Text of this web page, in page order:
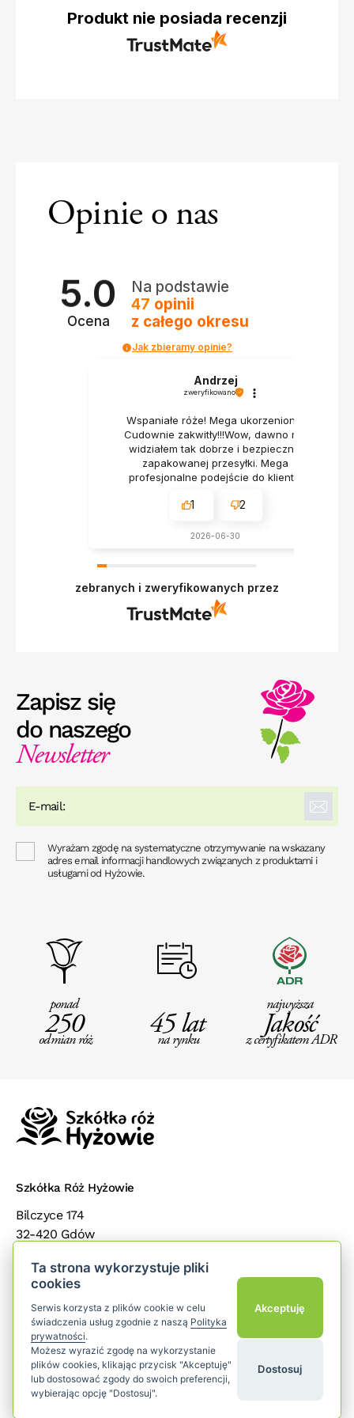
Produkt nie posiada recenzji
Opinie o nas
5.0
Ocena
Na podstawie
47 opinii
z całego okresu
Jak zbieramy opinie?
Andrzej
zweryfikowano
Wspaniałe róże! Mega ukorzenione!
Cudownie zakwitły!!!Wow, dawno nie
widziałem tak dobrze i bezpiecznie
zapakowanej przesyłki. Mega
profesjonalne podejście do klienta.
1 2
2026-06-30
zebranych i zweryfikowanych przez
Zapisz się
do naszego
Newsletter
Wyrażam zgodę na systematyczne otrzymywanie na wskazany
adres email informacji handlowych związanych z produktami i
usługami od Hyżowie.
ponad
250
odmian róż
45 lat
na rynku
najwyższa
Jakość
z certyfikatem ADR
Szkółka Róż Hyżowie
Bilczyce 174
32-420 Gdów
Popularne kategorie
Dla klientów
add
Śledź nas
Ta strona wykorzystuje pliki
cookies
Serwis korzysta z plików cookie w celu
świadczenia usług zgodnie z naszą Polityka
prywatności.
Możesz wyrazić zgodę na wykorzystanie
plików cookies, klikając przycisk "Akceptuję"
lub dostosować zgody do swoich preferencji,
wybierając opcję "Dostosuj".
Akceptuję
Dostosuj